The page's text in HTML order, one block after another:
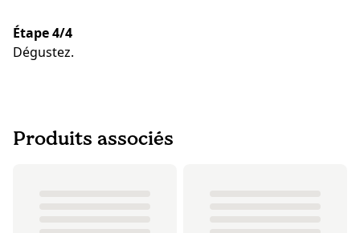
Étape 4/4
Dégustez.
Produits associés